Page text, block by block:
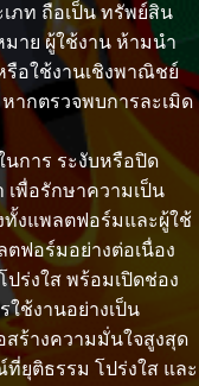
ภท ถือเป็น ทรัพย์สิน
าย ผู้ใช้งาน ห้ามนำ
อใช้งานเชิงพาณิชย์
ากตรวจพบการละเมิด
การ ระงับหรือปิด
พื่อรักษาความเป็น
งแพลตฟอร์มและผู้ใช้
ฟอร์มอย่างต่อเนื่อง
ร่งใส พร้อมเปิดช่อง
ช้งานอย่างเป็น
สร้างความมั่นใจสูงสุด
ยุติธรรม โปร่งใส และ